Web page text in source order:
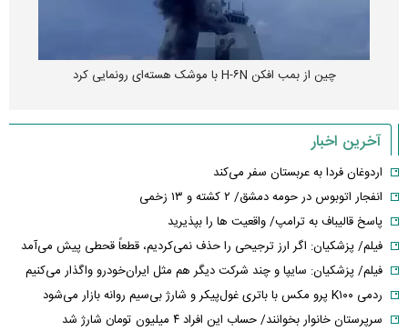
چین از بمب افکن H-۶N با موشک هسته‌ای رونمایی کرد
آخرین اخبار
اردوغان فردا به عربستان سفر می‌کند
انفجار اتوبوس در حومه دمشق/ ۲ کشته و ۱۳ زخمی
پاسخ قالیباف به ترامپ/ واقعیت ها را بپذیرید
فیلم/ پزشکیان: اگر ارز ترجیحی را حذف نمی‌کردیم، قطعاً قحطی پیش می‌آمد
فیلم/ پزشکیان: سایپا و چند شرکت دیگر هم مثل ایران‌خودرو واگذار می‌کنیم
ردمی K۱۰۰ پرو مکس با باتری غول‌پیکر و شارژ بی‌سیم روانه بازار می‌شود
سرپرستان خانوار بخوانند/ حساب این افراد ۴ میلیون تومان شارژ شد